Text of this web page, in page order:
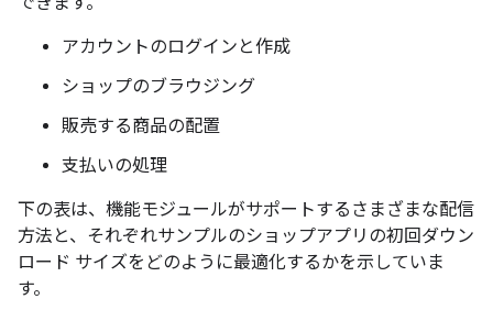
アカウントのログインと作成
ショップのブラウジング
販売する商品の配置
支払いの処理
下の表は、機能モジュールがサポートするさまざまな配信
方法と、それぞれサンプルのショップアプリの初回ダウン
ロード サイズをどのように最適化するかを示していま
す。